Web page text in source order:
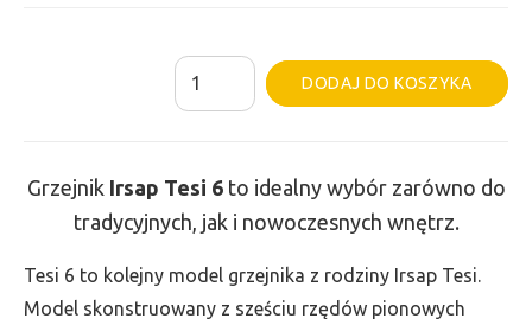
ilość
Grzejnik
-
wys.
565,
DODAJ DO KOSZYKA
Grzejnik Irsap Tesi 6to idealny wybór zarówno do
tradycyjnych, jak i nowoczesnych wnętrz.
Tesi 6 to kolejny model grzejnika z rodziny Irsap Tesi.
Model skonstruowany z sześciu rzędów pionowych